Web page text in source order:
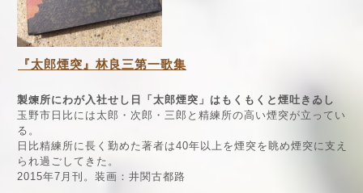
『太郎煙突』林良三第一歌集
製煉所にわが入社せし日「太郎煙突」はもくもくと煙吐きゐし
玉野市日比には太郎・次郎・三郎と精練所の高い煙突が立ってい
る。
日比精練所に長く勤めた著者は40年以上を煙突を眺め煙突に支え
られ過ごしてきた。
2015年7月刊。装画：井関古都路